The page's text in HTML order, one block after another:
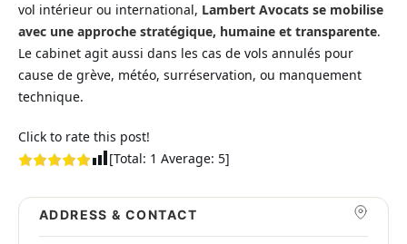
vol intérieur ou international, Lambert Avocats se mobilise
avec une approche stratégique, humaine et transparente.
Le cabinet agit aussi dans les cas de vols annulés pour
cause de grève, météo, surréservation, ou manquement
technique.
Click to rate this post!
[Total: 1 Average: 5]
ADDRESS & CONTACT